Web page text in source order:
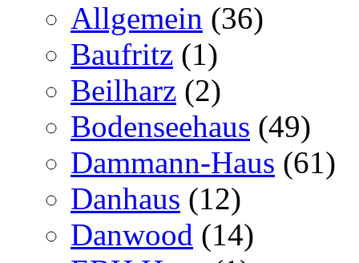
Allgemein (36)
Baufritz (1)
Beilharz (2)
Bodenseehaus (49)
Dammann-Haus (61)
Danhaus (12)
Danwood (14)